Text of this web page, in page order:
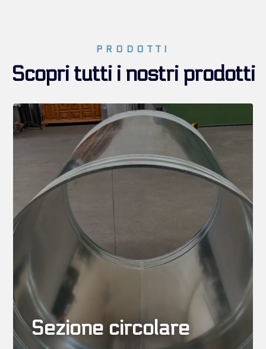
PRODOTTI
Scopri tutti i nostri prodotti
Sezione circolare
Sezione circolare
Tubi, curve, coni di riduzione,
deviazioni, quadro tondi
, terminali,
silenziatori, serrande di taratura, tappi in
lamiera e antivibranti progettati su misura
impianti di aspirazione
d’aria industriali.